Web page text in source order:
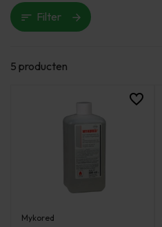
Filter
5 producten
Mykored